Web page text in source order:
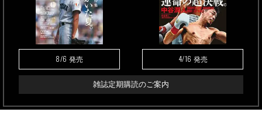
8/6 発売 4/16 発売
雑誌定期購読のご案内